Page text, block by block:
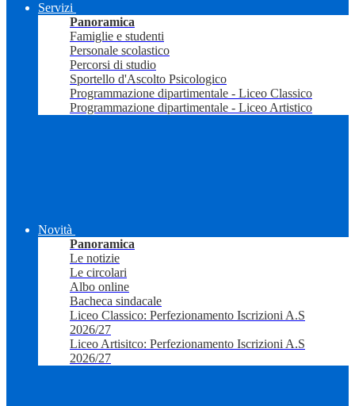
Servizi
Panoramica
Famiglie e studenti
Personale scolastico
Percorsi di studio
Sportello d'Ascolto Psicologico
Programmazione dipartimentale - Liceo Classico
Programmazione dipartimentale - Liceo Artistico
Novità
Panoramica
Le notizie
Le circolari
Albo online
Bacheca sindacale
Liceo Classico: Perfezionamento Iscrizioni A.S
2026/27
Liceo Artisitco: Perfezionamento Iscrizioni A.S
2026/27